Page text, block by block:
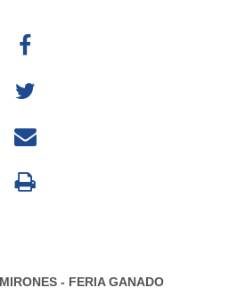
- FERIA GANADO